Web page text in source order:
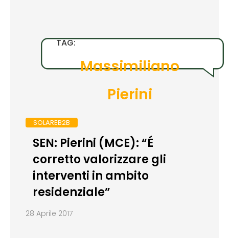
TAG:
Massimiliano
Pierini
SOLAREB2B
SEN: Pierini (MCE): “É
corretto valorizzare gli
interventi in ambito
residenziale”
28 Aprile 2017